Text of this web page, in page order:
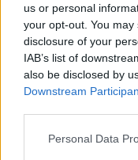
us or personal
your opt-out. You
disclosure of your
IAB’s list of
also be disclosed by
Downstream
Please note that this
Personal Data